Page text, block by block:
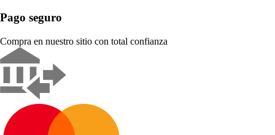
Pago seguro
Compra en nuestro sitio con total confianza